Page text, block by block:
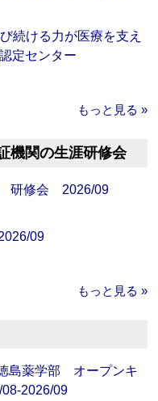
続ける力が医療を支え
定センター
もっと見る »
機関の生涯研修会
研修会 2026/09
09
もっと見る »
島薬学部 オープンキ
2026/09